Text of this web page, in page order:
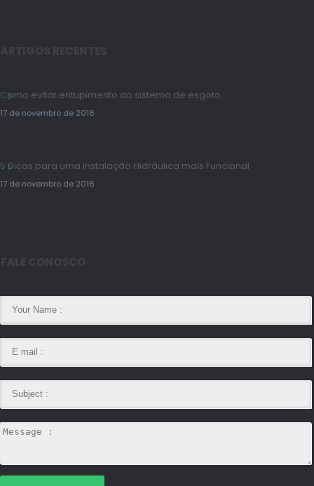
Como evitar entupimento do sistema de esgoto
17 de novembro de 2016
5 Dicas para uma Instalação Hidráulica mais Funcional
17 de novembro de 2016